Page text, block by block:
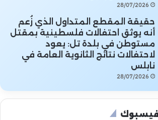
28/07/2026
حقيقة المقطع المتداول الذي زُعم
أنه يوثق احتفالات فلسطينية بمقتل
مستوطن في بلدة تل: يعود
لاحتفالات نتائج الثانوية العامة في
نابلس
28/07/2026
فيسبوك